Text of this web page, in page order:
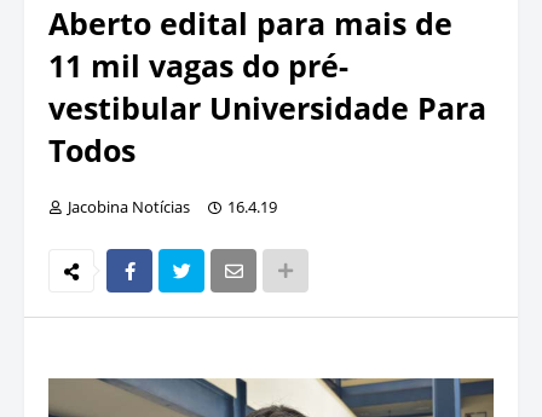
Aberto edital para mais de
11 mil vagas do pré-
vestibular Universidade Para
Todos
Jacobina Notícias 16.4.19